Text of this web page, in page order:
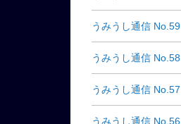
うみうし通信 No.59
うみうし通信 No.58
うみうし通信 No.57
うみうし通信 No.56